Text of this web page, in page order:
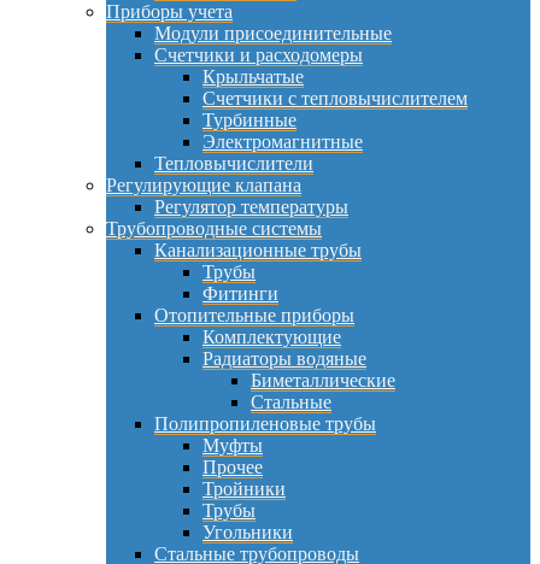
Приборы учета
Модули присоединительные
Счетчики и расходомеры
Крыльчатые
Счетчики с тепловычислителем
Турбинные
Электромагнитные
Тепловычислители
Регулирующие клапана
Регулятор температуры
Трубопроводные системы
Канализационные трубы
Трубы
Фитинги
Отопительные приборы
Комплектующие
Радиаторы водяные
Биметаллические
Стальные
Полипропиленовые трубы
Муфты
Прочее
Тройники
Трубы
Угольники
Стальные трубопроводы